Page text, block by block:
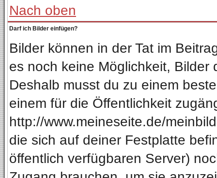
Nach oben
Darf ich Bilder einfügen?
Bilder können in der Tat im
es noch keine Möglichkeit,
Deshalb musst du zu einem
einem für die Öffentlichkeit
http://www.meineseite.de/
die sich auf deiner Festplatte
öffentlich verfügbaren Server)